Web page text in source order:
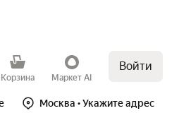
Корзина Маркет AI
Войти
Москва • Укажите адрес